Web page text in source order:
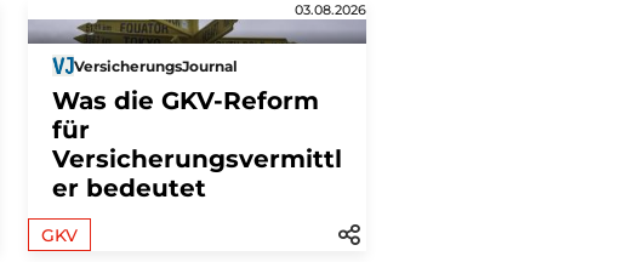
03.08.2026
VersicherungsJournal
Was die GKV-Reform
für
Versicherungsvermittl
er bedeutet
GKV